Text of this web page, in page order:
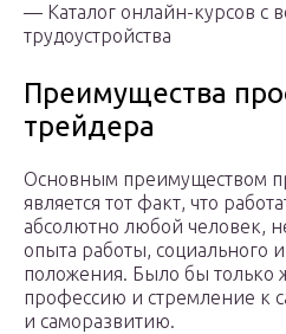
— Каталог онлайн-курсов с
трудоустройства
Преимущества
трейдера
Основным преимуществом
является тот факт, что
абсолютно любой человек,
опыта работы, социального
положения. Было бы только
профессию и стремление к
и саморазвитию.